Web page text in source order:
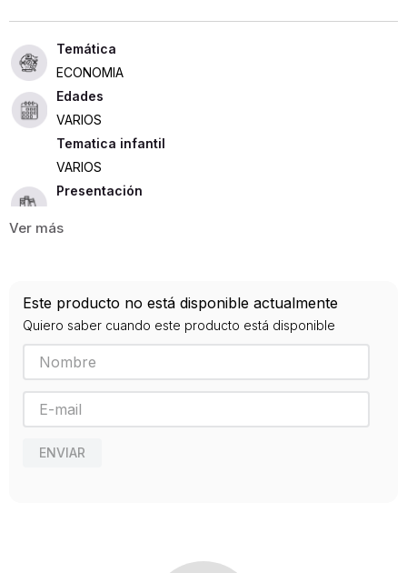
realidad europea. al mismo tiempo, el libro proporciona las
herramientas básicas para entender cómo se lleva a cabo el
análisis macroeconómico y se evalúan las políticas económicas.
al presentar, bajo un hilo conductor común, los temas principales de
un curso de macroeconomía intermedia, este libro es heredero del
espíritu del *curso de macroeconomía*, de oscar bajo y mª antònia
monés, publicado en esta misma editorial.
ECONOMIA
Edades
VARIOS
Tematica infantil
VARIOS
Presentación
9788495348630
Editorial
ANTONI BOSCH
Año de publicación
0
Este producto no está disponible actualmente
Quiero saber cuando este producto está disponible
ENVIAR